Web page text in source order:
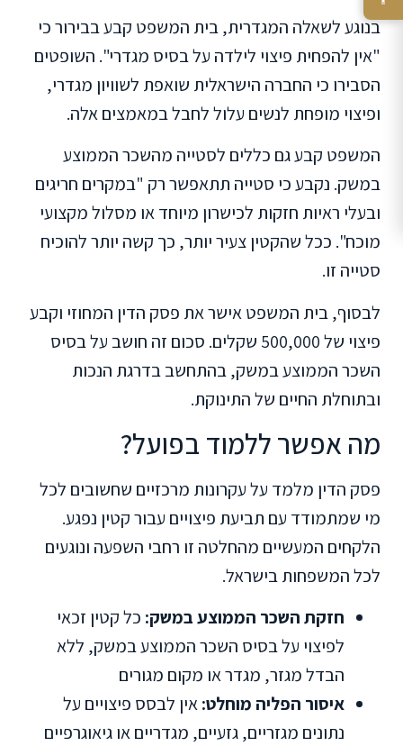
בנוגע לשאלה המגדרית, בית המשפט קבע בבירור כי
"אין להפחית פיצוי לילדה על בסיס מגדרי". השופטים
הסבירו כי החברה הישראלית שואפת לשוויון מגדרי,
ופיצוי מופחת לנשים עלול לחבל במאמצים אלה.
המשפט קבע גם כללים לסטייה מהשכר הממוצע
במשק. נקבע כי סטייה תתאפשר רק "במקרים חריגים
ובעלי ראיות חזקות לכישרון מיוחד או מסלול מקצועי
מוכח". ככל שהקטין צעיר יותר, כך קשה יותר להוכיח
סטייה זו.
לבסוף, בית המשפט אישר את פסק הדין המחוזי וקבע
פיצוי של 500,000 שקלים. סכום זה חושב על בסיס
השכר הממוצע במשק, בהתחשב בדרגת הנכות
ובתוחלת החיים של התינוקת.
מה אפשר ללמוד בפועל?
פסק הדין מלמד על עקרונות מרכזיים שחשובים לכל
מי שמתמודד עם תביעת פיצויים עבור קטין נפגע.
הלקחים המעשיים מהחלטה זו רחבי השפעה ונוגעים
לכל המשפחות בישראל.
חזקת השכר הממוצע במשק: כל קטין זכאי
לפיצוי על בסיס השכר הממוצע במשק, ללא
הבדל מגזר, מגדר או מקום מגורים
איסור הפליה מוחלט:אין לבסס פיצויים על
נתונים מגזריים, גזעיים, מגדריים או גיאוגרפיים